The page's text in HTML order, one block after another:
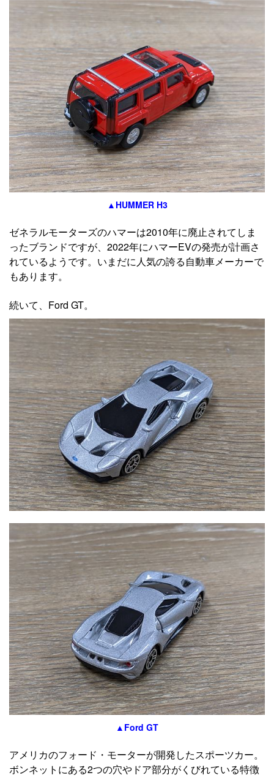
▲HUMMER H3
ゼネラルモーターズのハマーは2010年に廃止されてしま
ったブランドですが、2022年にハマーEVの発売が計画さ
れているようです。いまだに人気の誇る自動車メーカーで
もあります。
続いて、Ford GT。
▲Ford GT
アメリカのフォード・モーターが開発したスポーツカー。
ボンネットにある2つの穴やドア部分がくびれている特徴